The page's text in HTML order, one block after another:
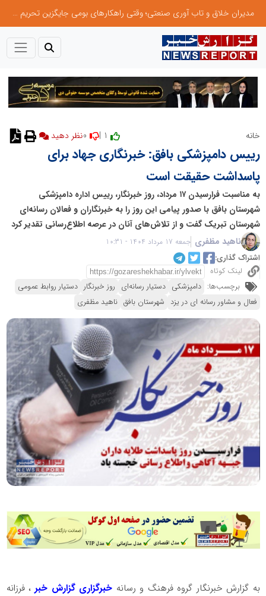
مدیران خلاق و تاب آوری صنعتی؛ وقتی راهکارهای بومی جایگزین تحریم میشود
خانه
رییس دامپزشکی بافق: خبرنگاری جهاد برای
پاسداشت حقیقت است
به مناسبت فرارسیدن ۱۷ مرداد، روز خبرنگار، رییس اداره دامپزشکی
شهرستان بافق با صدور پیامی این روز را به خبرنگاران و فعالان رسانه‌ای
شهرستان تبریک گفت و از تلاش‌های آنان در عرصه اطلاع‌رسانی تقدیر کرد
ناهید مظفری جمعه 17 مرداد 1404 - 10:31
اشتراک گذاری:
لینک کوتاه
برچسب‌ها: دامپزشکی دستیار رسانه‌ای روز خبرنگار دستیار روابط عمومی
فعال و مشاور رسانه ای در یزد شهرستان بافق ناهید مظفری
به گزارش خبرنگار گروه فرهنگ و رسانه خبرگزاری گزارش خبر ، فرزانه